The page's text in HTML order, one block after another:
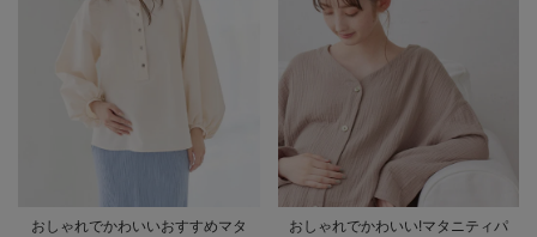
おしゃれでかわいいおすすめマタ
おしゃれでかわいい!マタニティパ